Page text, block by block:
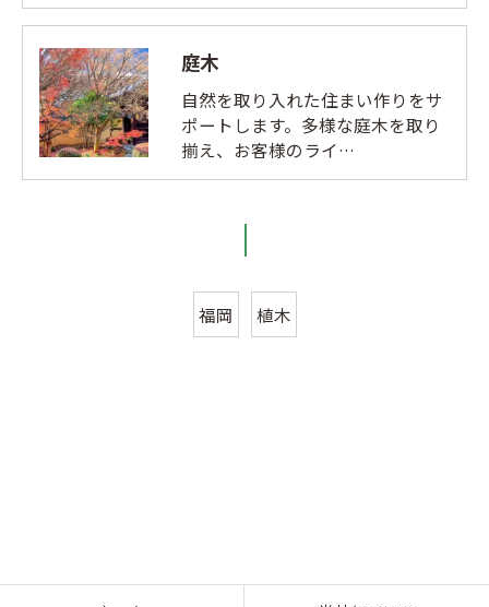
庭木
自然を取り入れた住まい作りをサ
ポートします。多様な庭木を取り
揃え、お客様のライ…
福岡 植木